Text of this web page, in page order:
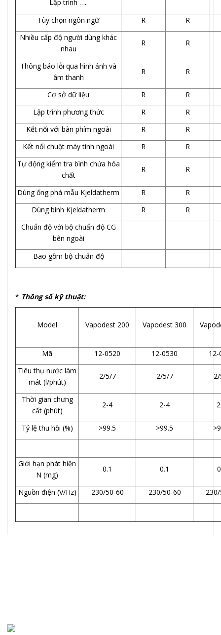
Lập trình …..
Tùy chọn ngôn ngữ
R
R
Nhiều cấp độ người dùng khác
nhau
R R
Thông báo lỗi qua hình ảnh và
âm thanh
R R
Cơ sở dữ liệu R
R
Lập trình phương thức
R
R
Kết nối với bàn phím ngoài
R
R
Kết nối chuột máy tính ngoài
R
R
Tự động kiểm tra bình chứa hóa
chất
R R
Dùng ống phá mẫu Kjeldatherm R
R
Dùng bình Kjeldatherm
R
R
Chuẩn độ với bộ chuẩn độ CG
bên ngoài
Bao gồm bộ chuẩn độ
* Thông số kỹ thuật:
Model Vapodest 200 Vapodest 300
Mã 12-0520 12-0530
12-
Tiêu thụ nước làm
mát (l/phút)
2/5/7 2/5/7
Thời gian chưng
cất (phút)
2-4 2-4
Tỷ lệ thu hồi (%) >99.5 >99.5
Giới hạn phát hiện
N (mg)
0.1 0.1
Nguồn điện (V/Hz) 230/50-60 230/50-60